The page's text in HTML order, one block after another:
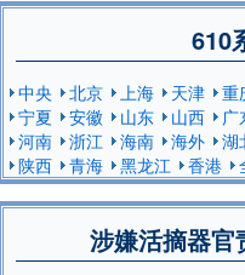
610
中央 北京 上海 天津 重
宁夏
安徽 山东 山西 广
河南
浙江 海南 海外 湖
陕西
青海 黑龙江 香港
涉嫌活摘器官